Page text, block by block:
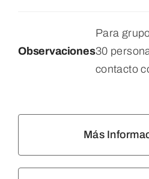
Observaciones
Para
30
contacto
Más